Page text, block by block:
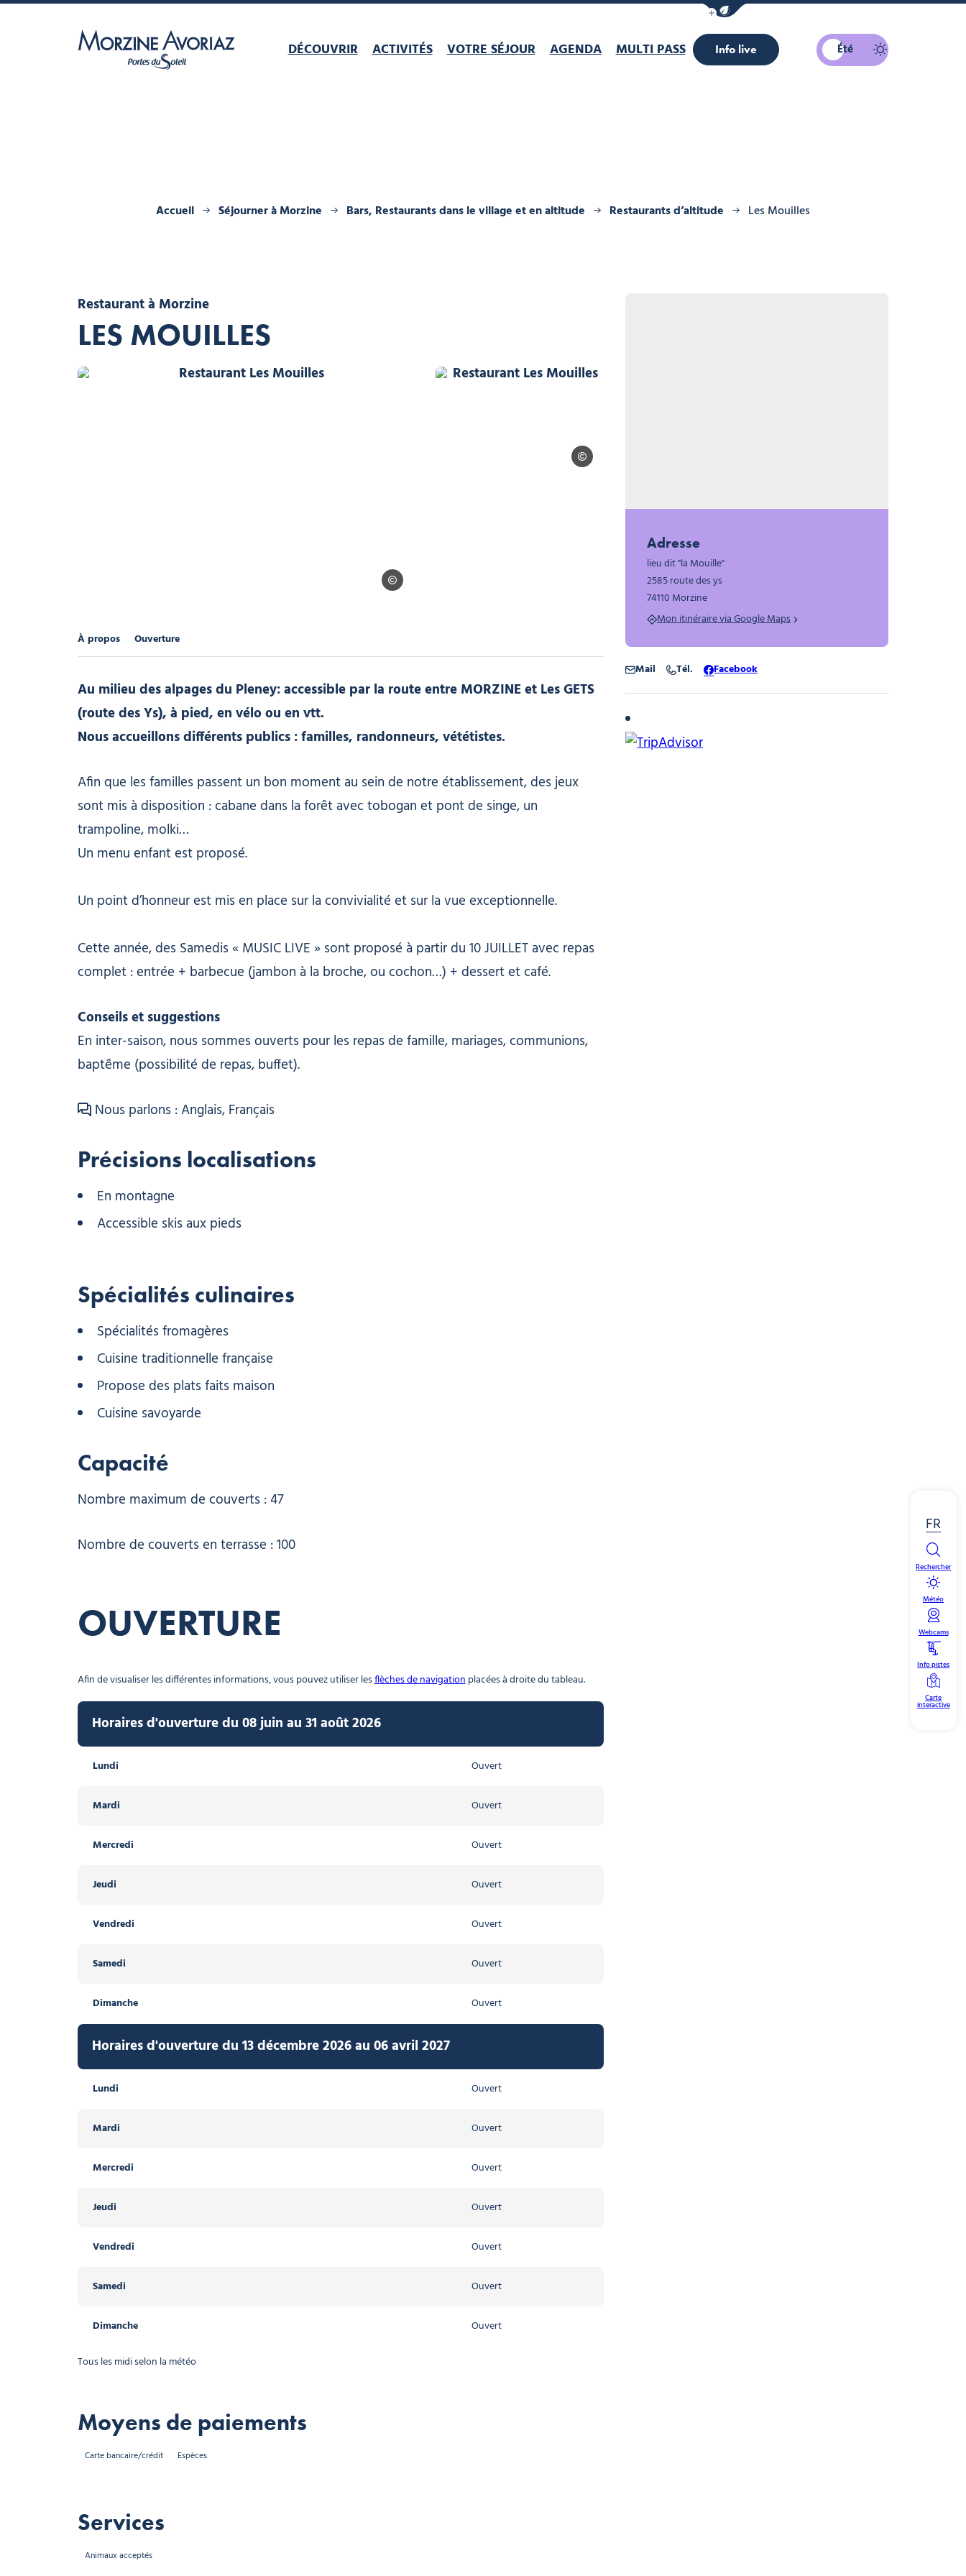
Afficher la barre de navigation du mode éco
DÉCOUVRIR ACTIVITÉS VOTRE SÉJOUR AGENDA MULTI PASS Info live Été
Accueil Séjourner à Morzine Bars, Restaurants dans le village et en altitude Restaurants d’altitude Les Mouilles
FR
Rechercher
Météo
Webcams
Info pistes
Carte
interactive
Restaurantà Morzine
LES MOUILLES
Restaurant Les Mouilles, © Restaurant Les Mouilles
Restaurant Les Mouilles
Restaurant Les Mouilles, © Restaurant Les Mouilles
Restaurant Les Mouilles
À propos Ouverture
Au milieu des alpages du Pleney: accessible par la route entre MORZINE et Les GETS
(route des Ys), à pied, en vélo ou en vtt.
Nous accueillons différents publics : familles, randonneurs, vététistes.
Afin que les familles passent un bon moment au sein de notre établissement, des jeux
sont mis à disposition : cabane dans la forêt avec tobogan et pont de singe, un
trampoline, molki…
Un menu enfant est proposé.
Un point d’honneur est mis en place sur la convivialité et sur la vue exceptionnelle.
Cette année, des Samedis « MUSIC LIVE » sont proposé à partir du 10 JUILLET avec repas
complet : entrée + barbecue (jambon à la broche, ou cochon…) + dessert et café.
Conseils et suggestions
En inter-saison, nous sommes ouverts pour les repas de famille, mariages, communions,
baptême (possibilité de repas, buffet).
Nous parlons : Anglais, Français
Précisions localisations
En montagne
Accessible skis aux pieds
Spécialités culinaires
Spécialités fromagères
Cuisine traditionnelle française
Propose des plats faits maison
Cuisine savoyarde
Capacité
Nombre maximum de couverts : 47
Nombre de couverts en terrasse : 100
OUVERTURE
Afin de visualiser les différentes informations, vous pouvez utiliser lesflèches de navigationplacées à droite du tableau.
Horaires d'ouverture du 08 juin au 31 août 2026
Lundi Ouvert
Mardi Ouvert
Mercredi Ouvert
Jeudi Ouvert
Vendredi Ouvert
Samedi Ouvert
Dimanche Ouvert
Horaires d'ouverture du 13 décembre 2026 au 06 avril 2027
Lundi Ouvert
Mardi Ouvert
Mercredi Ouvert
Jeudi Ouvert
Vendredi Ouvert
Samedi Ouvert
Dimanche Ouvert
Tous les midi selon la météo
Moyens de paiements
Carte bancaire/crédit Espèces
Services
Animaux acceptés
Adresse
lieu dit "la Mouille"
2585 route des ys
74110 Morzine
Mon itinéraire via Google Maps
Mail Tél. Facebook